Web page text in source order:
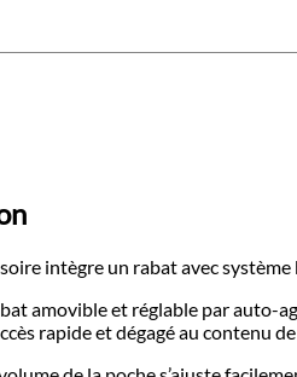
intègre un rabat avec
amovible et réglable par auto-
rapide et dégagé au contenu